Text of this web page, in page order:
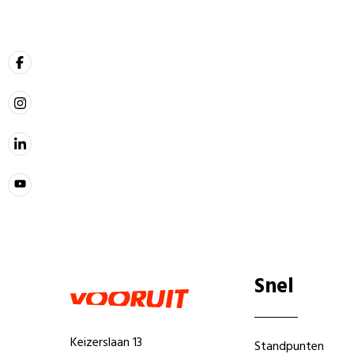
Keizerslaan 13
Snel
Standpunten